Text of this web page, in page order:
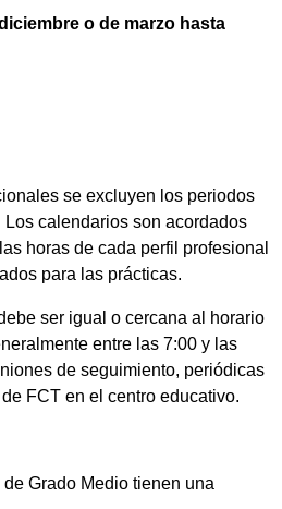
o de marzo hasta
se excluyen los periodos
calendarios son acordados
horas de cada perfil profesional
para las prácticas.
ser igual o cercana al horario
entre las 7:00 y las
de seguimiento, periódicas
FCT en el centro educativo.
Grado Medio tienen una